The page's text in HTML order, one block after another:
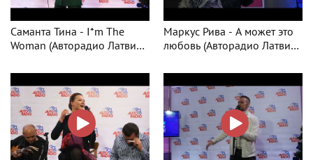
Саманта Тина - I*m The
Woman (Авторадио Латвия -
Маркус Рива - А может это
любовь (Авторадио Латвия